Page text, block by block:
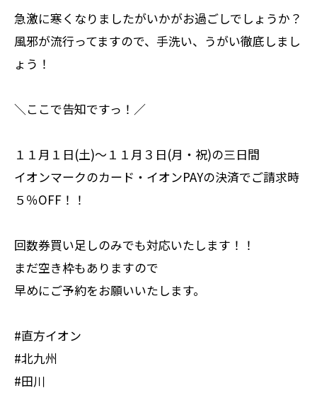
急激に寒くなりましたがいかがお過ごしでしょうか？
風邪が流行ってますので、手洗い、うがい徹底しまし
ょう！
＼ここで告知ですっ！／
１１月１日(土)～１１月３日(月・祝)の三日間
イオンマークのカード・イオンPAYの決済でご請求時
５％OFF！！
回数券買い足しのみでも対応いたします！！
まだ空き枠もありますので
早めにご予約をお願いいたします。
#直方イオン
#北九州
#田川